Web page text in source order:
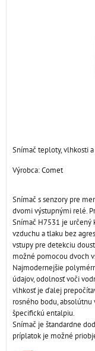
Snímač teploty, vlhkosti
Výrobca:Comet
Snímač s senzory pre
dvomi výstupnými relé.
Snímač H7531 je
vzduchu a tlaku bez
vstupy pre detekciu
možné pomocou dvoch
Najmodernejšie
údajov, odolnosť voči
vlhkosť je ďalej
rosného bodu,
špecifickú entalpiu.
Snímač je štandardne
príplatok je možné